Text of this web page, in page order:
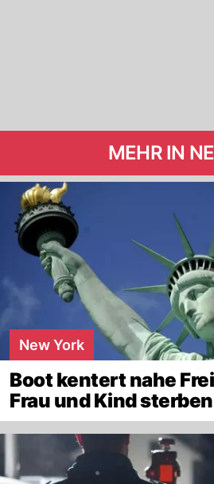
MEHR IN
New York
Boot kentert nahe
Frau und Kind sterben